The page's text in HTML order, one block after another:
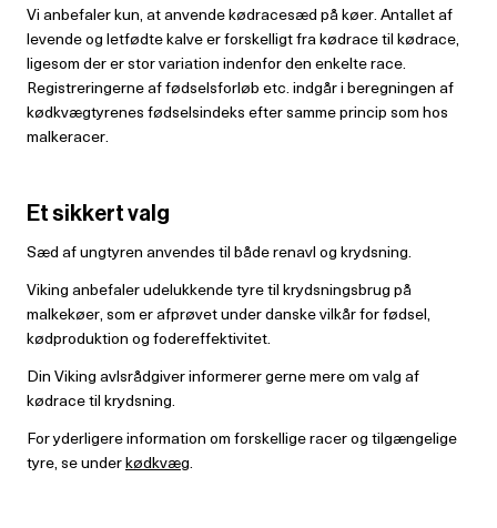
Vi anbefaler kun, at anvende kødracesæd på køer. Antallet af
levende og letfødte kalve er forskelligt fra kødrace til kødrace,
ligesom der er stor variation indenfor den enkelte race.
Registreringerne af fødselsforløb etc. indgår i beregningen af
kødkvægtyrenes fødselsindeks efter samme princip som hos
malkeracer.
Et sikkert valg
Sæd af ungtyren anvendes til både renavl og krydsning.
Viking anbefaler udelukkende tyre til krydsningsbrug på
malkekøer, som er afprøvet under danske vilkår for fødsel,
kødproduktion og fodereffektivitet.
Din Viking avlsrådgiver informerer gerne mere om valg af
kødrace til krydsning.
For yderligere information om forskellige racer og tilgængelige
tyre, se underkødkvæg.